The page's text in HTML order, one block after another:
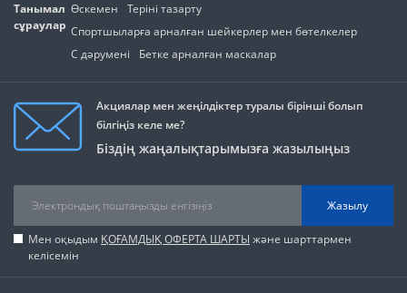
Танымал
сұраулар
Өскемен
Теріні тазарту
Спортшыларға арналған шейкерлер мен бөтелкелер
С дәрумені
Бетке арналған маскалар
Акциялар мен жеңілдіктер туралы бірінші болып
білгіңіз келе ме?
Біздің жаңалықтарымызға жазылыңыз
Жазылу
Мен оқыдым ҚОҒАМДЫҚ ОФЕРТА ШАРТЫ және шарттармен
келісемін